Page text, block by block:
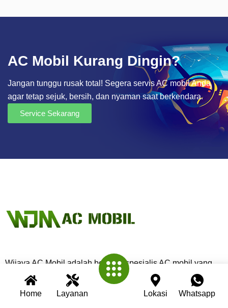
Home Layanan Lokasi Whatsapp
AC Mobil Kurang Dingin?
Jangan tunggu rusak total! Segera servis AC mobil Anda
agar tetap sejuk, bersih, dan nyaman saat berkendara.
Service Sekarang
Wijaya AC Mobil adalah bengkel spesialis AC mobil yang
telah berpengalaman lebih dari 30 tahun. Kami berkomitmen
memberikan layanan terbaik dengan teknisi profesional,